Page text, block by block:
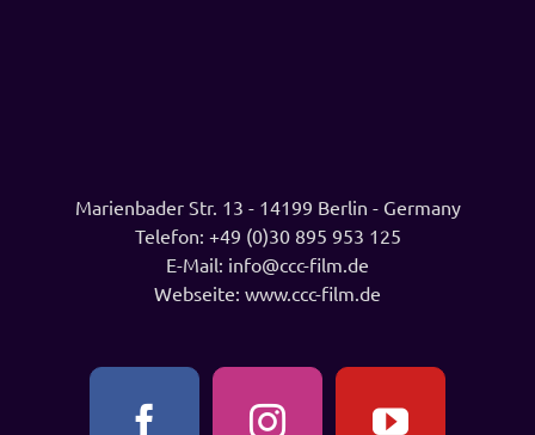
Marienbader Str. 13 - 14199 Berlin - Germany
Telefon: +49 (0)30 895 953 125
E-Mail: info@ccc-film.de
Webseite: www.ccc-film.de